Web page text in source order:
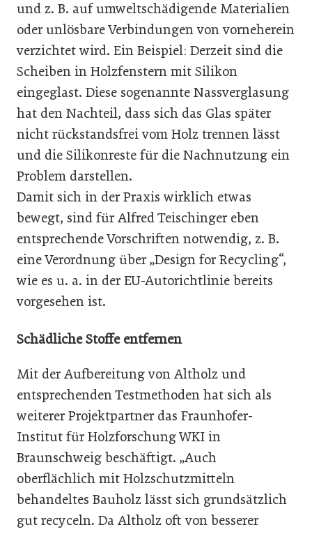
und z. B. auf umweltschädigende Materialien
oder unlösbare Verbindungen von vorneherein
verzichtet wird. Ein Beispiel: Derzeit sind die
Scheiben in Holzfenstern mit Silikon
eingeglast. Diese sogenannte Nassverglasung
hat den Nachteil, dass sich das Glas später
nicht rückstandsfrei vom Holz trennen lässt
und die Silikonreste für die Nachnutzung ein
Problem darstellen.
Damit sich in der Praxis wirklich etwas
bewegt, sind für Alfred Teischinger eben
entsprechende Vorschriften notwendig, z. B.
eine Verordnung über „Design for Recycling“,
wie es u. a. in der EU-Autorichtlinie bereits
vorgesehen ist.
Schädliche Stoffe entfernen
Mit der Aufbereitung von Altholz und
entsprechenden Testmethoden hat sich als
weiterer Projektpartner das Fraunhofer-
Institut für Holzforschung WKI in
Braunschweig beschäftigt. „Auch
oberflächlich mit Holzschutzmitteln
behandeltes Bauholz lässt sich grundsätzlich
gut recyceln. Da Altholz oft von besserer